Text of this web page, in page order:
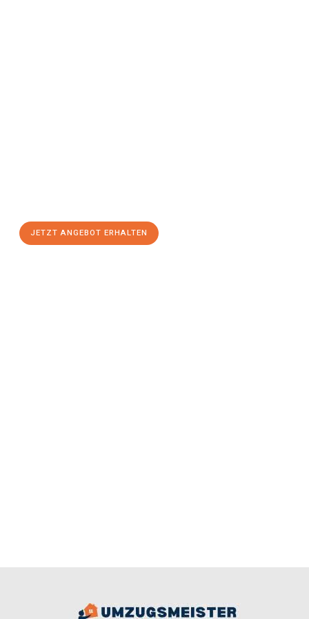
JETZT ANGEBOT ERHALTEN